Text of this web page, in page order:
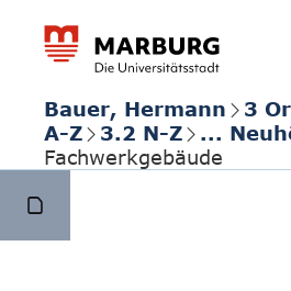
Bauer, Hermann
3
A-Z
3.2 N-Z
...
Fachwerkgebäude